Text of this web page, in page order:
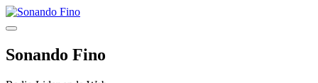
Saltar
al
Menú
Sonando Fino